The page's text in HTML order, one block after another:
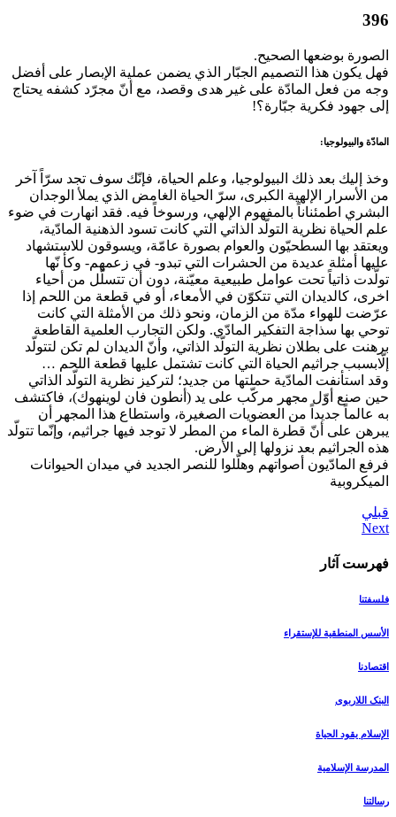
396
الصورة بوضعها الصحيح.
فهل يكون هذا التصميم الجبّار الذي يضمن عملية الإبصار على أفضل
وجه من فعل المادّة على غير هدى وقصد، مع أنّ مجرّد كشفه يحتاج
إلى جهود فكرية جبّارة؟!
المادّة والبيولوجيا:
وخذ إليك بعد ذلك البيولوجيا، وعلم الحياة، فإنّك سوف تجد سرّاً آخر
من الأسرار الإلهية الكبرى، سرّ الحياة الغامض الذي يملأ الوجدان
البشري اطمئناناً بالمفهوم الإلهي، ورسوخاً فيه. فقد انهارت في ضوء
علم الحياة نظرية التولّد الذاتي التي كانت تسود الذهنية المادّية،
ويعتقد بها السطحيّون والعوام بصورة عامّة، ويسوقون للاستشهاد
عليها أمثلة عديدة من الحشرات التي تبدو- في زعمهم- وكأ نّها
تولّدت ذاتياً تحت عوامل طبيعية معيّنة، دون أن تتسلّل من أحياء
اخرى، كالديدان التي تتكوّن في الأمعاء، أو في قطعة من اللحم إذا
عرّضت للهواء مدّة من الزمان، ونحو ذلك من الأمثلة التي كانت
توحي بها سذاجة التفكير المادّي. ولكن التجارب العلمية القاطعة
برهنت على بطلان نظرية التولّد الذاتي، وأنّ الديدان لم تكن لتتولّد
إلّابسبب جراثيم الحياة التي كانت تشتمل عليها قطعة اللحم …
وقد استأنفت المادّية حملتها من جديد؛ لتركيز نظرية التولّد الذاتي
حين صنع أوّل مجهر مركّب على يد (أنطون فان لوينهوك)، فاكتشف
به عالماً جديداً من العضويات الصغيرة، واستطاع هذا المجهر أن
يبرهن على أنّ قطرة الماء من المطر لا توجد فيها جراثيم، وإنّما تتولّد
هذه الجراثيم بعد نزولها إلى الأرض.
فرفع المادّيون أصواتهم وهلّلوا للنصر الجديد في ميدان الحيوانات
الميكروبية
قبلي
فهرست آثار
فلسفتنا
الأسس المنطقیة للإستقراء
اقتصادنا
البنک اللاربوی
الإسلام یقود الحیاة
المدرسة الإسلامیة
رسالتنا